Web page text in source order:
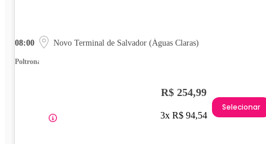
08:00 Novo Terminal de Salvador (Águas Claras)
Poltrona
R$ 254,99
3x R$ 94,54
Selecionar